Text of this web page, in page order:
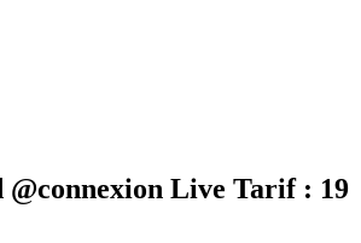
Live Tarif : 19